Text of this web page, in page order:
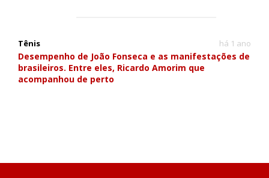
Tênis há 1 ano
Desempenho de João Fonseca e as manifestações de
brasileiros. Entre eles, Ricardo Amorim que
acompanhou de perto